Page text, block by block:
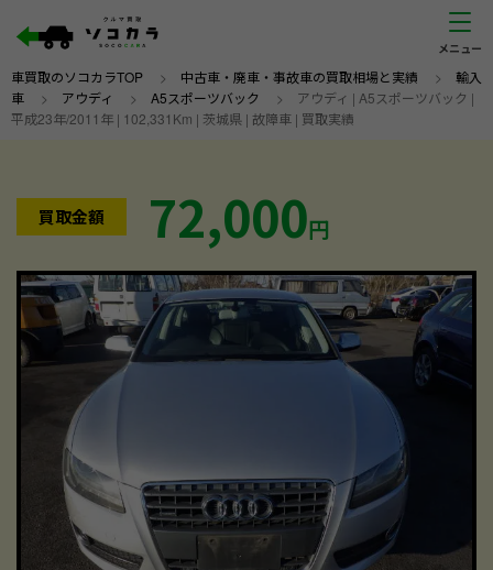
車買取のソコカラTOP > 中古車・廃車・事故車の買取相場と実績 > 輸入
車 > アウディ > A5スポーツバック > アウディ | A5スポーツバック |
平成23年/2011年 | 102,331Km | 茨城県 | 故障車 | 買取実績
買取金額 72,000円